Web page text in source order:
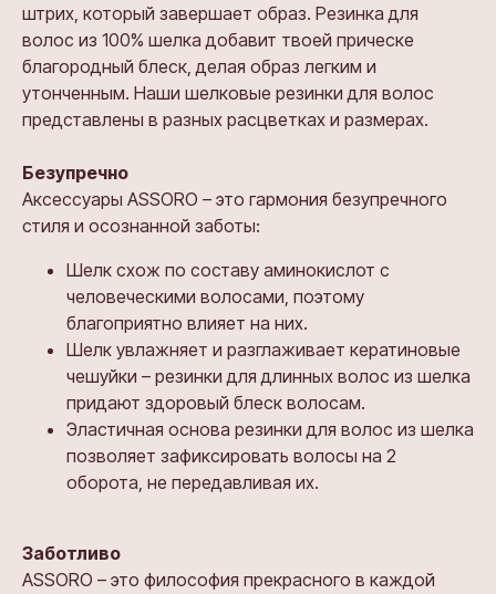
штрих, который завершает образ. Резинка для
волос из 100% шелка добавит твоей прическе
благородный блеск, делая образ легким и
утонченным. Наши шелковые резинки для волос
представлены в разных расцветках и размерах.
Безупречно
Аксессуары ASSORO – это гармония безупречного
стиля и осознанной заботы:
Шелк схож по составу аминокислот с
человеческими волосами, поэтому
благоприятно влияет на них.
Шелк увлажняет и разглаживает кератиновые
чешуйки – резинки для длинных волос из шелка
придают здоровый блеск волосам.
Эластичная основа резинки для волос из шелка
позволяет зафиксировать волосы на 2
оборота, не передавливая их.
Заботливо
ASSORO – это философия прекрасного в каждой